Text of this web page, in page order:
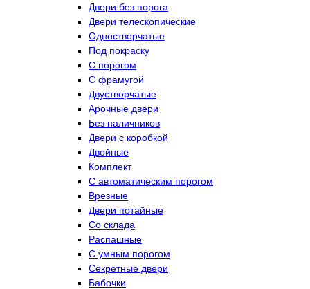
Двери без порога
Двери телескопические
Одностворчатые
Под покраску
С порогом
С фрамугой
Двустворчатые
Арочные двери
Без наличников
Двери с коробкой
Двойные
Комплект
С автоматическим порогом
Врезные
Двери потайные
Со склада
Распашные
С умным порогом
Секретные двери
Бабочки